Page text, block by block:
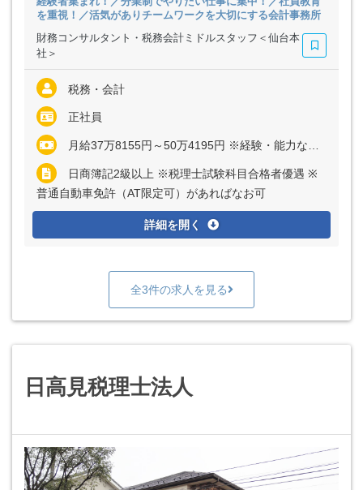
を重視！／活気がありチームワークを大切にする会計事務所
財務コンサルタント・税務会計ミドルスタッフ＜仙台本
社＞
税務・会計
正社員
月給37万8155円～50万4195円 ※経験・能力など考慮の上、決定いたします ※上記に固定残業代（月35時間分＝7万8155円～10万4195円）を含む ※超過分は別途全額支給
日商簿記2級以上 ※税理士試験科目合格者優遇 ※
普通自動車免許（AT限定可）があればなお可
詳細を開く
全3件の求人を見る
日高見税理士法人